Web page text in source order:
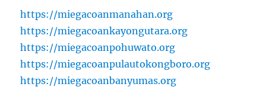
https://miegacoanmanahan.org
https://miegacoankayongutara.org
https://miegacoanpohuwato.org
https://miegacoanpulautokongboro.org
https://miegacoanbanyumas.org